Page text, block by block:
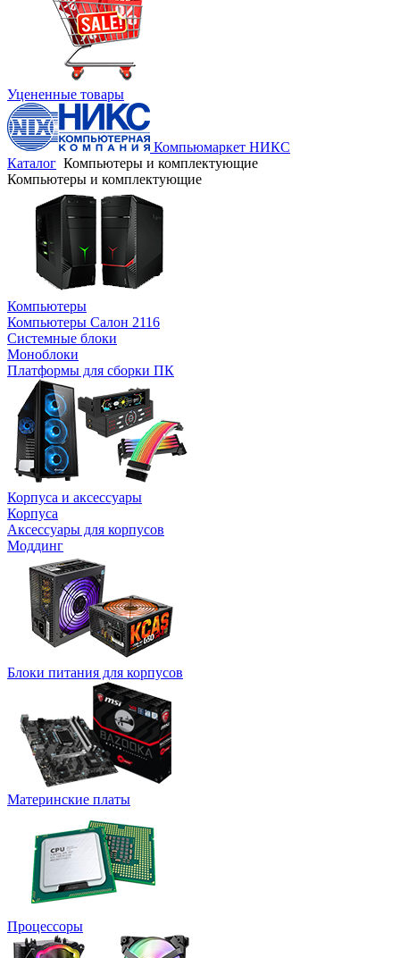
Уцененные товары
Компьюмаркет НИКС
Каталог Компьютеры и комплектующие
Компьютеры и комплектующие
Компьютеры
Компьютеры Салон 2116
Системные блоки
Моноблоки
Платформы для сборки ПК
Корпуса и аксессуары
Корпуса
Аксессуары для корпусов
Моддинг
Блоки питания для корпусов
Материнские платы
Процессоры